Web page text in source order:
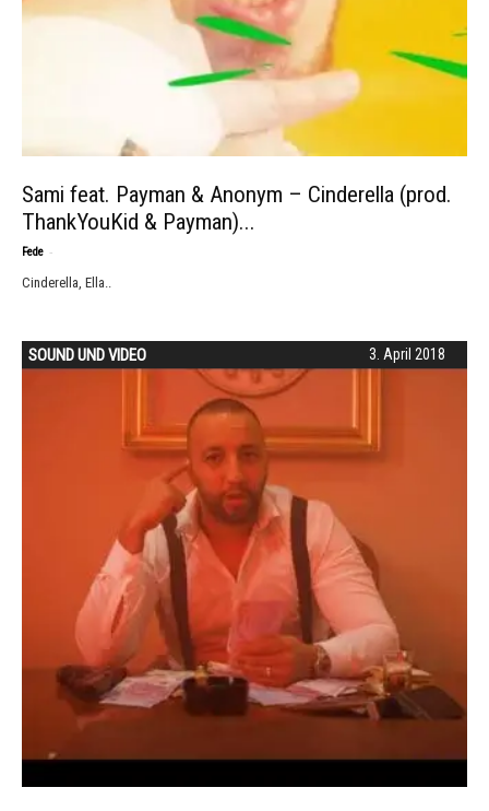
Sami feat. Payman & Anonym – Cinderella (prod.
ThankYouKid & Payman)...
Fede -
Cinderella, Ella..
3. April 2018
SOUND UND VIDEO